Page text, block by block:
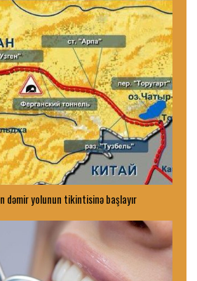
dəmir yolunun tikintisinə başlayır